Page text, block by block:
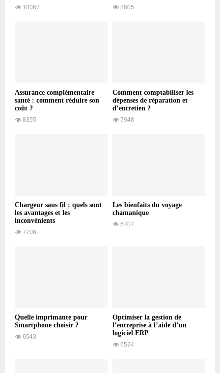
10067 8805
Assurance complémentaire
santé : comment réduire son
coût ?
8355
Comment comptabiliser les
dépenses de réparation et
d’entretien ?
7948
Chargeur sans fil : quels sont
les avantages et les
inconvénients
7706
Les bienfaits du voyage
chamanique
6707
Quelle imprimante pour
Smartphone choisir ?
6543
Optimiser la gestion de
l’entreprise à l’aide d’un
logiciel ERP
6524